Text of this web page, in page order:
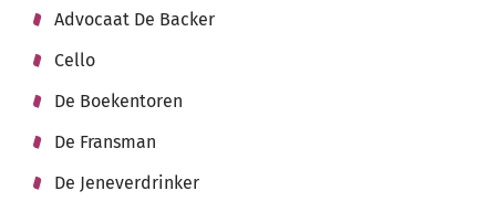
Thema's
Advocaat De Backer
Cello
De Boekentoren
De Fransman
De Jeneverdrinker